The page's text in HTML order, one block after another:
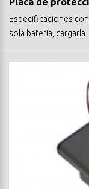
Especificaciones
sola batería, cargarla